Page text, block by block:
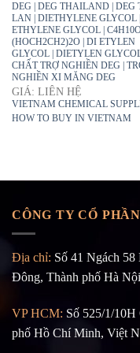
DEG | DEG THAILAND | DEG
LAN | DIETHYLENE GLYCOL
ETHYLENE GLYCOL |
(HOCH2CH2)2O | DI ETYLEN
GLYCOL | DIETYLEN GLYCOL
CHẤT TRỢ NGHIỀN DEG |
NGHIỀN XI MĂNG DEG
GIÁ: LIÊN HỆ
VIETNAM CHEMICAL
HOW TO BUY IN VIETNAM
CÔNG TY CỔ
Địa chỉ: Số 41 Ngách
Đông, Thành phố Hà
VP HCM: Số 525/1/
phố Hồ Chí Minh, Việt